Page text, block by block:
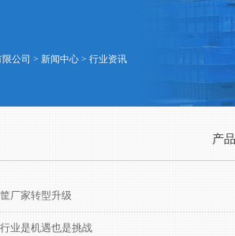
公司 > 新闻中心 > 行业资讯
产
厂家转型升级
业是机遇也是挑战